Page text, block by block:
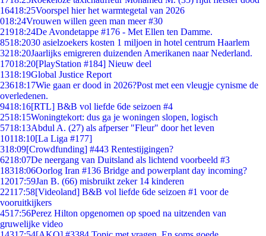
16418:25Voorspel hier het warmtegetal van 2026
018:24Vrouwen willen geen man meer #30
21918:24De Avondetappe #176 - Met Ellen ten Damme.
8518:2030 asielzoekers kosten 1 miljoen in hotel centrum Haarlem
3218:20Jaarlijks emigreren duizenden Amerikanen naar Nederland.
17018:20[PlayStation #184] Nieuw deel
1318:19Global Justice Report
23618:17Wie gaan er dood in 2026?Post met een vleugje cynisme de
overledenen.
9418:16[RTL] B&B vol liefde 6de seizoen #4
2518:15Woningtekort: dus ga je woningen slopen, logisch
5718:13Abdul A. (27) als afperser "Fleur" door het leven
10118:10[La Liga #177]
318:09[Crowdfunding] #443 Rentestijgingen?
6218:07De neergang van Duitsland als lichtend voorbeeld #3
18318:06Oorlog Iran #136 Bridge and powerplant day incoming?
12017:59Jan B. (66) misbruikt zeker 14 kinderen
22117:58[Videoland] B&B vol liefde 6de seizoen #1 voor de
vooruitkijkers
4517:56Perez Hilton opgenomen op spoed na uitzenden van
gruwelijke video